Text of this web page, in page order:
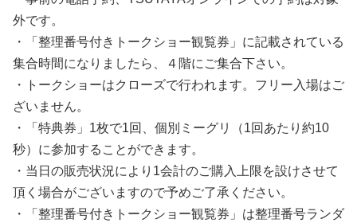
外です。
・「整理番号付きトークショー観覧券」に記載されている
集合時間になりましたら、４階にご集合下さい。
・トークショーはクローズで行われます。フリー入場はご
ざいません。
・「特典券」1枚で1回、個別ミーグリ（1回あたり約10
秒）に参加することができます。
・当日の販売状況により1会計のご購入上限を設けさせて
頂く場合がございますので予めご了承ください。
・「整理番号付きトークショー観覧券」は整理番号ランダ